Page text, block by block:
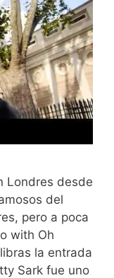
Londres desde
del
pero a poca
with Oh
la entrada
Sark fue uno